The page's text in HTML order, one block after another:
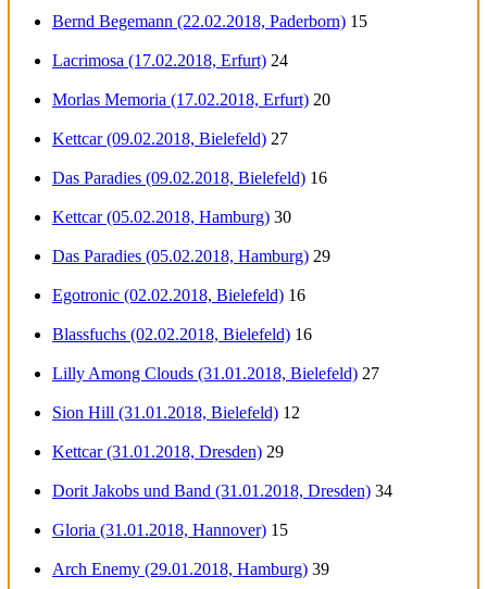
Bernd Begemann (22.02.2018, Paderborn) 15
Lacrimosa (17.02.2018, Erfurt) 24
Morlas Memoria (17.02.2018, Erfurt) 20
Kettcar (09.02.2018, Bielefeld) 27
Das Paradies (09.02.2018, Bielefeld) 16
Kettcar (05.02.2018, Hamburg) 30
Das Paradies (05.02.2018, Hamburg) 29
Egotronic (02.02.2018, Bielefeld) 16
Blassfuchs (02.02.2018, Bielefeld) 16
Lilly Among Clouds (31.01.2018, Bielefeld) 27
Sion Hill (31.01.2018, Bielefeld) 12
Kettcar (31.01.2018, Dresden) 29
Dorit Jakobs und Band (31.01.2018, Dresden) 34
Gloria (31.01.2018, Hannover) 15
Arch Enemy (29.01.2018, Hamburg) 39